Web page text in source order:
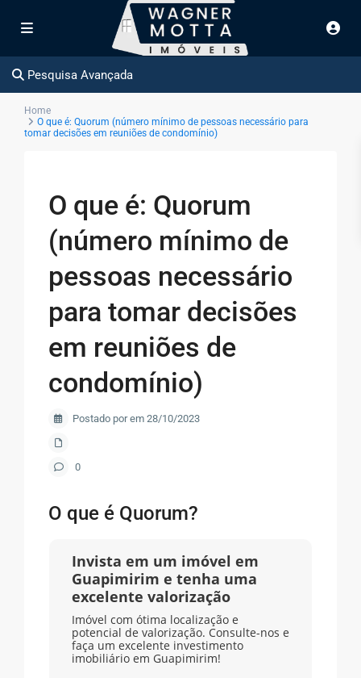
Pesquisa Avançada
Home
O que é: Quorum (número mínimo de pessoas necessário para
tomar decisões em reuniões de condomínio)
O que é: Quorum
(número mínimo de
pessoas necessário
para tomar decisões
em reuniões de
condomínio)
Postado por em 28/10/2023
0
O que é Quorum?
Invista em um imóvel em
Guapimirim e tenha uma
excelente valorização
Imóvel com ótima localização e
potencial de valorização. Consulte-nos e
faça um excelente investimento
imobiliário em Guapimirim!